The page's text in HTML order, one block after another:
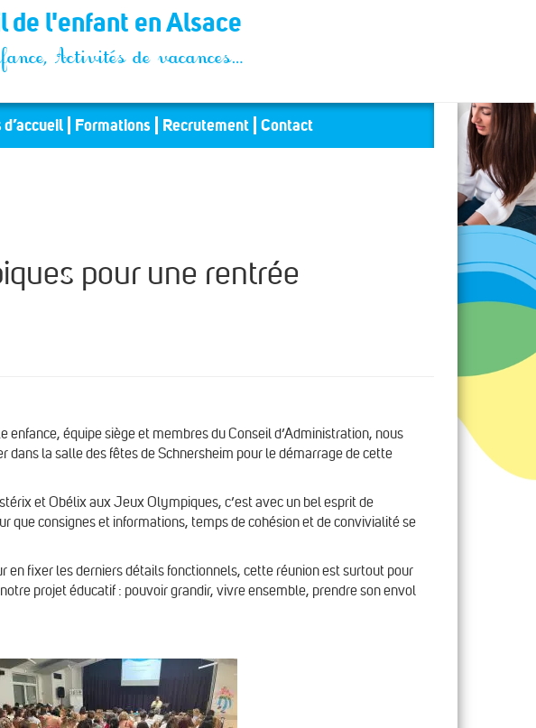
de l'enfant en Alsace
Activités de vacances…
Formations Recrutement Contact
pour une rentrée
enfance, équipe siège et membres du Conseil d’Administration, nous
dans la salle des fêtes de Schnersheim pour le démarrage de cette
et Obélix aux Jeux Olympiques, c’est avec un bel esprit de
que consignes et informations, temps de cohésion et de convivialité se
en fixer les derniers détails fonctionnels, cette réunion est surtout pour
projet éducatif : pouvoir grandir, vivre ensemble, prendre son envol